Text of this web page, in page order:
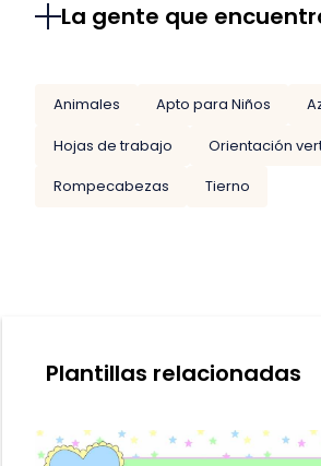
La gente que
Animales Apto para Niños
Hojas de trabajo
Orientación
Rompecabezas
Tierno
Plantillas relacionadas